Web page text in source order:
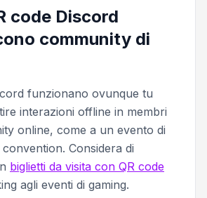
code Discord
community di
funzionano ovunque tu
interazioni offline in membri
online, come a un evento di
Considera di
biglietti da visita con QR code
agli eventi di gaming.